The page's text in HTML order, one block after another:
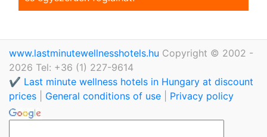
www.lastminutewellnesshotels.hu Copyright © 2002 -
2026 Tel: +36 (1) 227-9614
✔️ Last minute wellness hotels in Hungary at discount
prices
General conditions of use Privacy policy